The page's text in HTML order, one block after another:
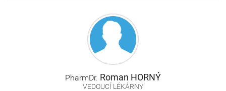
PharmDr. Roman HORNÝ
VEDOUCÍ LÉKÁRNY